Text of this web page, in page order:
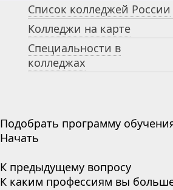
Список колледжей России
Колледжи на карте
Специальности в
колледжах
Подобрать программу
Начать
К предыдущему вопросу
К каким профессиям вы